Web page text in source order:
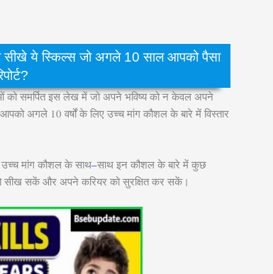
ये स्किल्स जो अगले 10 साल आपको पैसा
को समर्पित इस लेख में जो अपने भविष्य को न केवल अपने
अगले 10 वर्षों के लिए उच्च मांग कौशल के बारे में विस्तार
उच्च मांग कौशल के साथ–साथ इन कौशल के बारे में कुछ
सीख सकें और अपने करियर को सुरक्षित कर सकें।